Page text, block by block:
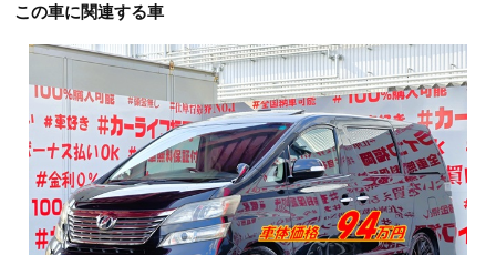
この車に関連する車